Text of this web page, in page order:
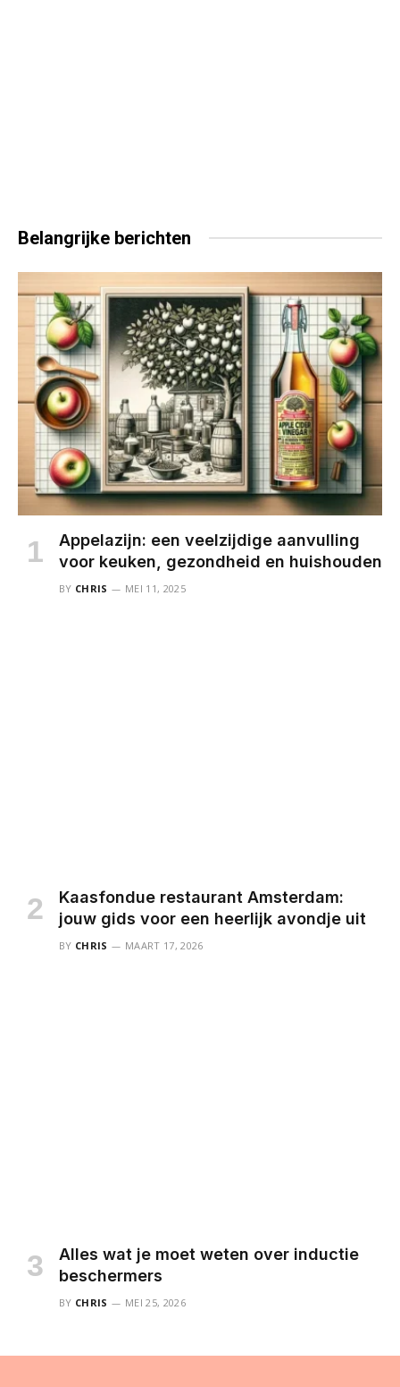
Belangrijke berichten
Appelazijn: een veelzijdige aanvulling
voor keuken, gezondheid en huishouden
BY CHRIS MEI 11, 2025
Kaasfondue restaurant Amsterdam:
jouw gids voor een heerlijk avondje uit
BY CHRIS MAART 17, 2026
Alles wat je moet weten over inductie
beschermers
BY CHRIS MEI 25, 2026